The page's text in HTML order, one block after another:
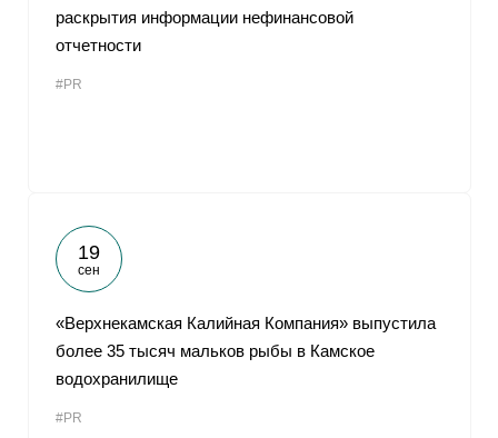
раскрытия информации нефинансовой
отчетности
#PR
19
сен
«Верхнекамская Калийная Компания» выпустила
более 35 тысяч мальков рыбы в Камское
водохранилище
#PR